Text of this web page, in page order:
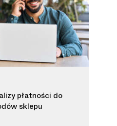
płatności do
sklepu